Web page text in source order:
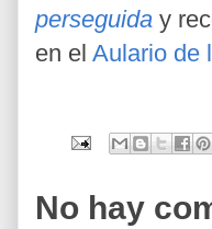
perseguida y
en el Aulario de
No hay